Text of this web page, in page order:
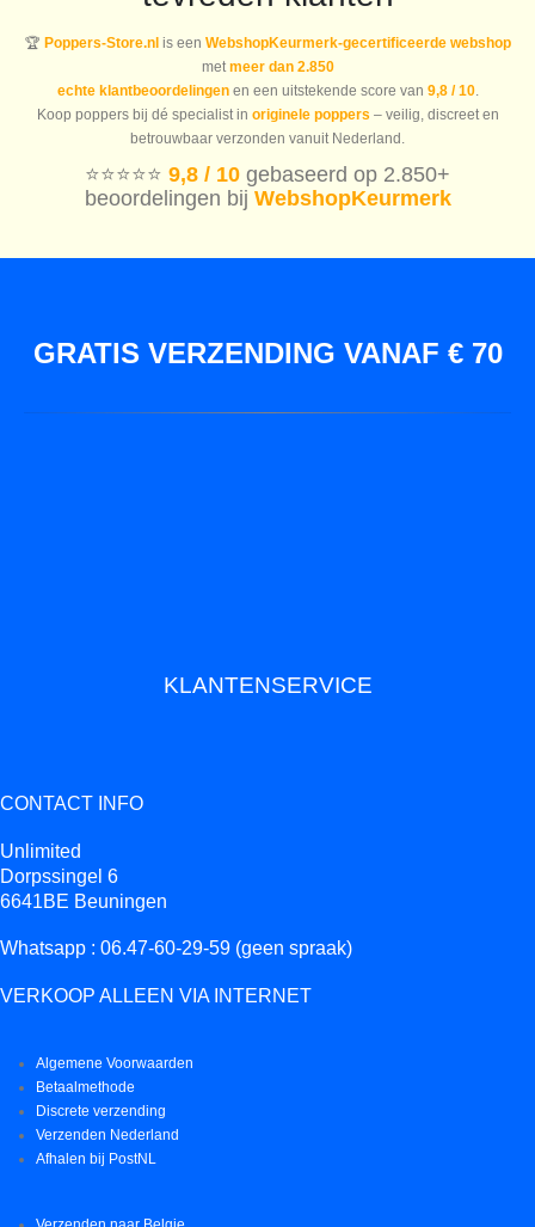
🏆 Poppers-Store.nl is een WebshopKeurmerk-gecertificeerde webshop
met meer dan 2.850
echte klantbeoordelingenen een uitstekende score van 9,8 / 10.
Koop poppers bij dé specialist in originele poppers – veilig, discreet en
betrouwbaar verzonden vanuit Nederland.
⭐️⭐️⭐️⭐️⭐️ 9,8 / 10 gebaseerd op 2.850+
beoordelingen bij WebshopKeurmerk
GRATIS VERZENDING VANAF € 70
KLANTENSERVICE
CONTACT INFO
Unlimited
Dorpssingel 6
6641BE Beuningen
Whatsapp : 06.47-60-29-59 (geen spraak)
VERKOOP ALLEEN VIA INTERNET
Algemene Voorwaarden
Betaalmethode
Discrete verzending
Verzenden Nederland
Afhalen bij PostNL